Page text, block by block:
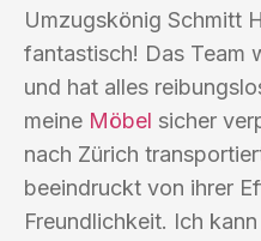
Umzugskönig Schmitt
fantastisch! Das Team
und hat alles
meine Möbel sicher
nach Zürich
beeindruckt von ihrer
Freundlichkeit. Ich